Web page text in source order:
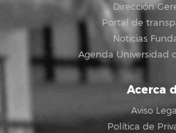
Dirección
Portal de
Noticias
Agenda Universidad
Acerca
Aviso Legal
Política de